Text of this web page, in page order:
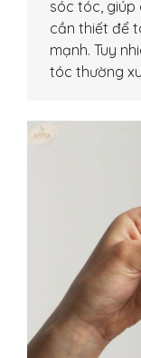
sóc tóc,
cần thiết để
mạnh. Tuy
tóc thường